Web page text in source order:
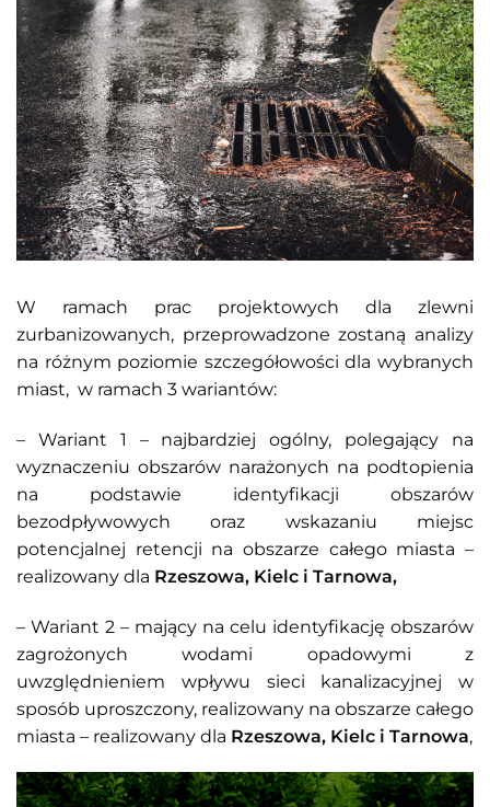
W ramach prac projektowych dla zlewni
zurbanizowanych, przeprowadzone zostaną analizy
na różnym poziomie szczegółowości dla wybranych
miast, w ramach 3 wariantów:
– Wariant 1 – najbardziej ogólny, polegający na
wyznaczeniu obszarów narażonych na podtopienia
na podstawie identyfikacji obszarów
bezodpływowych oraz wskazaniu miejsc
potencjalnej retencji na obszarze całego miasta –
realizowany dla Rzeszowa, Kielc i Tarnowa,
– Wariant 2 – mający na celu identyfikację obszarów
zagrożonych wodami opadowymi z
uwzględnieniem wpływu sieci kanalizacyjnej w
sposób uproszczony, realizowany na obszarze całego
miasta – realizowany dla Rzeszowa, Kielc i Tarnowa,